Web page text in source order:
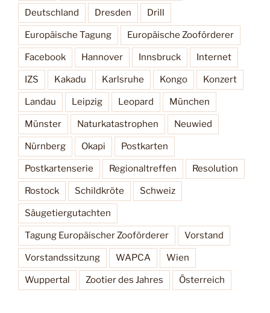
Deutschland Dresden Drill
Europäische Tagung Europäische Zooförderer
Facebook Hannover Innsbruck Internet
IZS Kakadu Karlsruhe Kongo Konzert
Landau Leipzig Leopard München
Münster Naturkatastrophen Neuwied
Nürnberg Okapi Postkarten
Postkartenserie Regionaltreffen Resolution
Rostock Schildkröte Schweiz
Säugetiergutachten
Tagung Europäischer Zooförderer Vorstand
Vorstandssitzung WAPCA Wien
Wuppertal Zootier des Jahres Österreich